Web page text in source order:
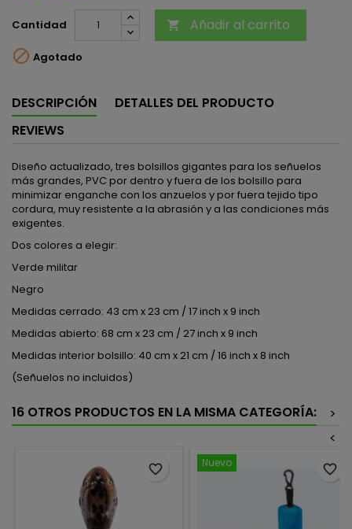
Cantidad  Añadir al carrito
 Agotado
DESCRIPCIÓN
DETALLES DEL PRODUCTO
REVIEWS
Diseño actualizado, tres bolsillos gigantes para los señuelos
más grandes, PVC por dentro y fuera de los bolsillo para
minimizar enganche con los anzuelos y por fuera tejido tipo
cordura, muy resistente a la abrasión y a las condiciones más
exigentes.
Dos colores a elegir:
Verde militar
Negro
Medidas cerrado: 43 cm x 23 cm / 17 inch x 9 inch
Medidas abierto: 68 cm x 23 cm / 27 inch x 9 inch
Medidas interior bolsillo: 40 cm x 21 cm / 16 inch x 8 inch
(Señuelos no incluidos)
16 OTROS PRODUCTOS EN LA MISMA CATEGORÍA:
>
<
favorite_border Nuevo favorite_border